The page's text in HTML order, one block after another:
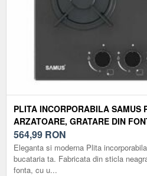
PLITA INCORPORABILA SAMUS
ARZATOARE, GRATARE DIN
MATA (NEGRU)
564,99 RON
Eleganta si moderna Plita
bucataria ta. Fabricata din sticla
fonta, cu u...